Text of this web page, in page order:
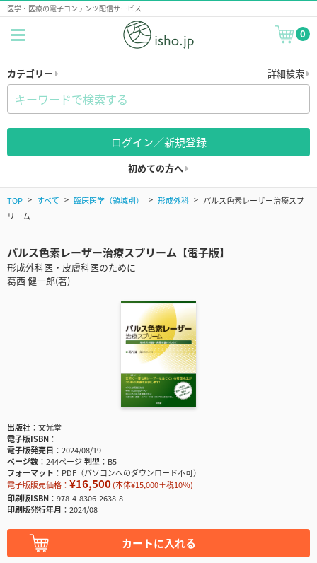
医学・医療の電子コンテンツ配信サービス
0
カテゴリー 詳細検索
ログイン／新規登録
初めての方へ
TOP すべて 臨床医学（領域別） 形成外科
パルス色素レーザー治療スプ
リーム
パルス色素レーザー治療スプリーム【電子版】
形成外科医・皮膚科医のために
葛西 健一郎(著)
出版社
文光堂
電子版ISBN
電子版発売日
2024/08/19
ページ数
244ページ判型
B5
フォーマット
PDF（パソコンへのダウンロード不可）
電子版販売価格： ¥16,500(本体¥15,000＋税10％)
印刷版ISBN
978-4-8306-2638-8
印刷版発行年月
2024/08
カートに入れる